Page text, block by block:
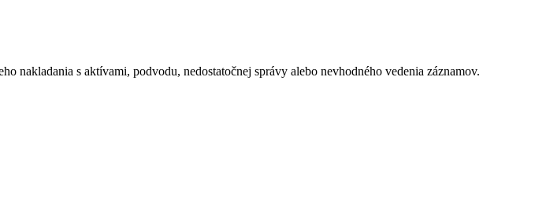
nakladania s aktívami, podvodu, nedostatočnej správy alebo nevhodného vedenia záznamov.